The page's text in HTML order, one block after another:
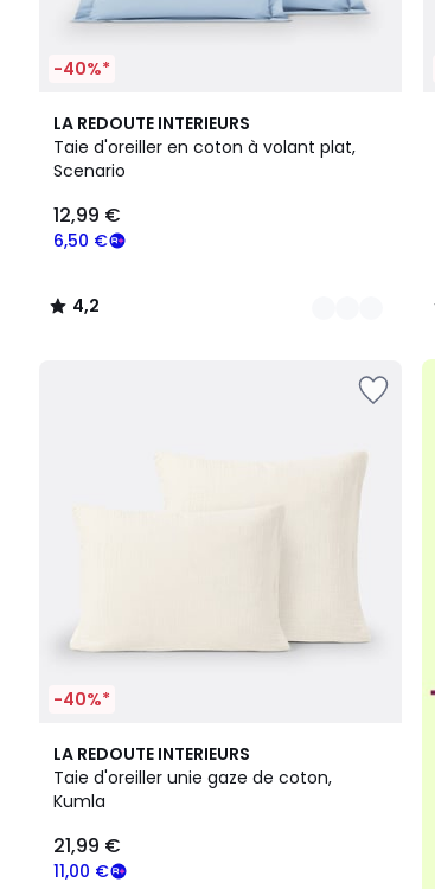
-40%*
LA REDOUTE INTERIEURS
Taie d'oreiller en coton à volant plat,
Scenario
€
souscrivez
programme
6,50 €
12,99 €
4,2
/ 5
20
Couleurs
4,2
/
-40%*
LA REDOUTE INTERIEURS
Taie d'oreiller unie gaze de coton,
Kumla
11,00 €
21,99 €
4
/
5
18
Couleurs